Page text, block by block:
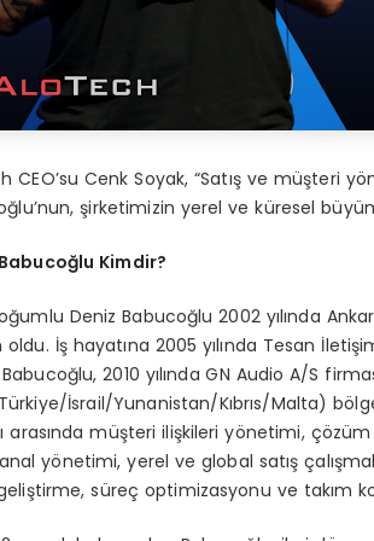
CEO’su Cenk Soyak, “Satış ve müşteri
şirketimizin yerel ve küresel
Kimdir?
Deniz Babucoğlu 2002 yılında
İş hayatına 2005 yılında Tesan
2010 yılında GN Audio A/S
İsrail/Yunanistan/Kıbrıs/Malta)
arasında müşteri ilişkileri yönetimi,
yönetimi, yerel ve global satış
süreç optimizasyonu ve takım